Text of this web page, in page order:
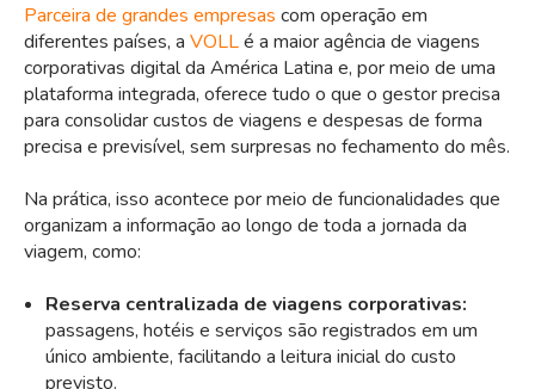
Parceira de grandes empresas com operação em
diferentes países, a VOLLé a maior agência de viagens
corporativas digital da América Latina e, por meio de uma
plataforma integrada, oferece tudo o que o gestor precisa
para consolidar custos de viagens e despesas de forma
precisa e previsível, sem surpresas no fechamento do mês.
Na prática, isso acontece por meio de funcionalidades que
organizam a informação ao longo de toda a jornada da
viagem, como:
Reserva centralizada de viagens corporativas:
passagens, hotéis e serviços são registrados em um
único ambiente, facilitando a leitura inicial do custo
previsto.